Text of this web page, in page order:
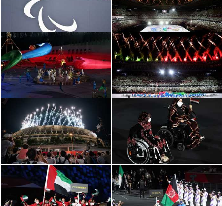
الدوري الإنجليزي الممتاز
الدوري الإسباني
الدوري الإيطالي
الدوري الألماني
الدوري الفرنسي
الدوري السعودي للمحترفين
دوري أبطال أوروبا
دوري أبطال إفريقيا
كل البطولات